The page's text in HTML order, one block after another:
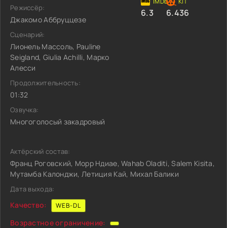
Режиссёр:
Джакомо Аббруццезе
Сценарий:
Лионель Массоль, Pauline
Seigland, Giulia Achilli, Марко
Алесси
Продолжительность:
01:32
Озвучка:
Многоголосый закадровый
6.3 6.436
Актёрский состав:
Франц Роговский, Морр Ндиае, Wahab Oladiti, Salem Kisita,
Мутамба Калонджи, Летиция Кай, Михал Балики
Дата выхода:
Качество: WEB-DL
Возрастное ограничение: